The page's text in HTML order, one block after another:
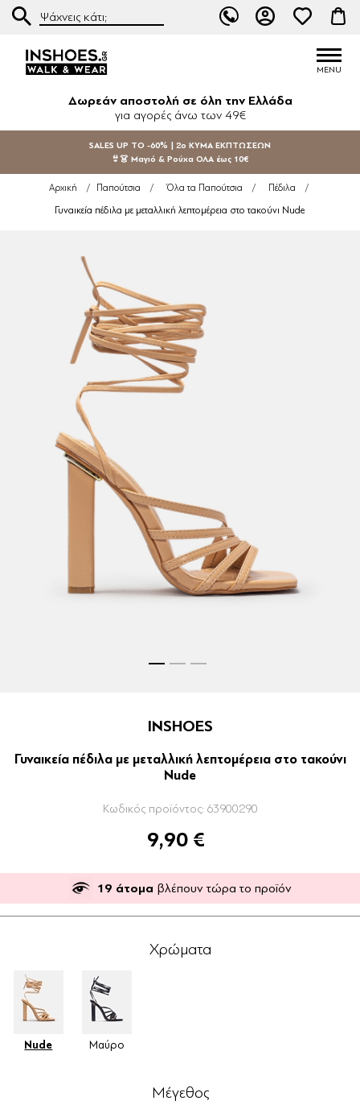
Δωρεάν αποστολή σε όλη την Ελλάδα
για αγορές άνω των 49€
SALES UP TO -60% | 2ο ΚΥΜΑ ΕΚΠΤΩΣΕΩΝ
👙👗 Μαγιό & Ρούχα ΟΛΑ έως 10€
Αρχική / Παπούτσια / Όλα τα Παπούτσια / Πέδιλα /
Γυναικεία πέδιλα με μεταλλική λεπτομέρεια στο τακούνι Nude
INSHOES
Γυναικεία πέδιλα με μεταλλική λεπτομέρεια στο τακούνι
Nude
Κωδικός προϊόντος: 63900290
9,90 €
19 άτομα βλέπουν τώρα το προϊόν
Χρώματα
Nude Μαύρο
Μέγεθος